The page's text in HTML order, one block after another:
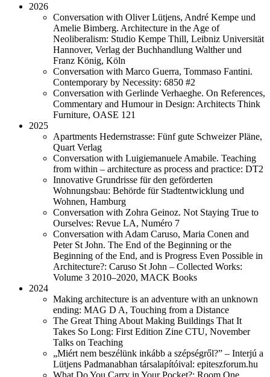
2026
Conversation with Oliver Lütjens, André Kempe und
Amelie Bimberg. Architecture in the Age of
Neoliberalism: Studio Kempe Thill, Leibniz Universität
Hannover, Verlag der Buchhandlung Walther und
Franz König, Köln
Conversation with Marco Guerra, Tommaso Fantini.
Contemporary by Necessity: 6850 #2
Conversation with Gerlinde Verhaeghe. On References,
Commentary and Humour in Design: Architects Think
Furniture, OASE 121
2025
Apartments Hedernstrasse: Fünf gute Schweizer Pläne,
Quart Verlag
Conversation with Luigiemanuele Amabile. Teaching
from within – architecture as process and practice: DT2
Innovative Grundrisse für den geförderten
Wohnungsbau: Behörde für Stadtentwicklung und
Wohnen, Hamburg
Conversation with Zohra Geinoz. Not Staying True to
Ourselves: Revue LA, Numéro 7
Conversation with Adam Caruso, Maria Conen and
Peter St John. The End of the Beginning or the
Beginning of the End, and is Progress Even Possible in
Architecture?: Caruso St John – Collected Works:
Volume 3 2010–2020, MACK Books
2024
Making architecture is an adventure with an unknown
ending: MAG D A, Touching from a Distance
The Great Thing About Making Buildings That It
Takes So Long: First Edition Zine CTU, November
Talks on Teaching
„Miért nem beszélünk inkább a szépségről?” – Interjú a
Lütjens Padmanabhan társalapítóival: epiteszforum.hu
What Do You Carry in Your Pocket?: Room One